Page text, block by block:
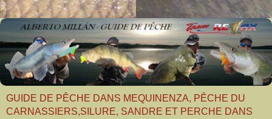
GUIDE DE PÊCHE DANS MEQUINENZA, PÊCHE DU
CARNASSIERS,SILURE, SANDRE ET PERCHE DANS